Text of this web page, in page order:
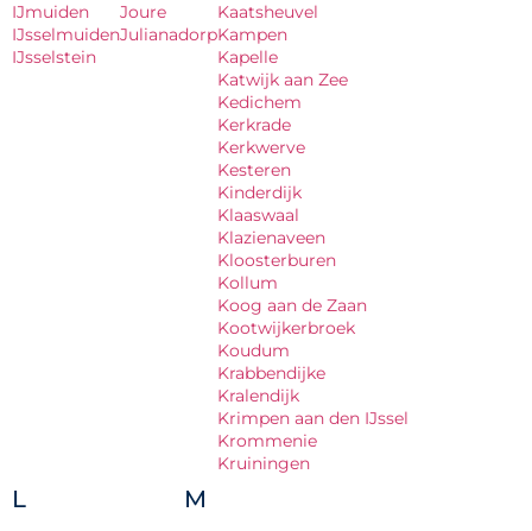
IJmuiden
IJsselmuiden
IJsselstein
Joure
Julianadorp
Kaatsheuvel
Kampen
Kapelle
Katwijk aan Zee
Kedichem
Kerkrade
Kerkwerve
Kesteren
Kinderdijk
Klaaswaal
Klazienaveen
Kloosterburen
Kollum
Koog aan de Zaan
Kootwijkerbroek
Koudum
Krabbendijke
Kralendijk
Krimpen aan den IJssel
Krommenie
Kruiningen
L M